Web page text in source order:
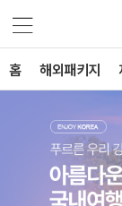
홈 해외패키지